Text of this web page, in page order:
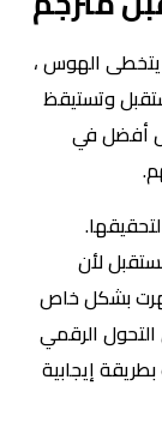
يتخطى الهوس ،
وتستيقظ
أفضل في
لأن
ظهرت بشكل خاص
بالاخص فى عام 2000 في التحول الرقمي
إيجابية